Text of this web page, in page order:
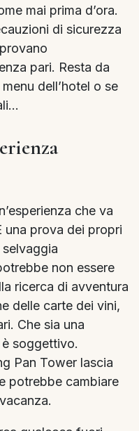
mai prima d’ora.
di sicurezza
pari. Resta da
dell’hotel o se
che va
una prova dei propri
non essere
ricerca di avventura
delle carte dei vini,
Che sia una
soggettivo.
Pan Tower lascia
potrebbe cambiare